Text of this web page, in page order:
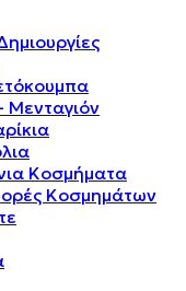
Μενταγιόν
Κοσμήματα
Κοσμημάτων